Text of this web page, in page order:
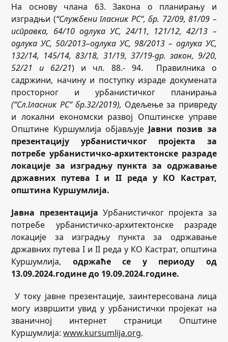
На основу члана 63. Закона о планирању и
изградњи (“Службени гласник РС“, бр. 72/09, 81/09 –
исправка, 64/10 одлука УС, 24/11, 121/12, 42/13 –
одлука УС, 50/2013–одлука УС, 98/2013 – одлука УС,
132/14, 145/14, 83/18, 31/19, 37/19-др. закон, 9/20,
52/21 и 62/21) и чл. 88.- 94. Правилника о
садржини, начину и поступку израде докумената
просторног и урбанистичког планирања
(“Сл.гласник РС“ бр.32/2019), Одељење за привреду
и локални економски развој Општинске управе
Општине Куршумлија објављује Јавни позив за
презентацију урбанистичког пројекта за
потребе урбанистичко-архитектонске разраде
локације за изградњу пункта за одржавање
државних путева I и II реда у КО Кастрат,
општина Куршумлија.
Јавна презентација Урбанистичког пројекта за
потребе урбанистичко-архитектонске разраде
локације за изградњу пункта за одржавање
државних путева I и II реда у КО Кастрат, општина
Куршумлија, одржаће се у периоду од
13.09.2024.године до 19.09.2024.године.
У току јавне презентације, заинтересована лица
могу извршити увид у урбанистички пројекат на
званичној интернет страници Општине
Куршумлија:www.kursumlija.org.